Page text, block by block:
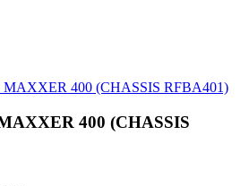
400 (CHASSIS RFBA401)
400 (CHASSIS